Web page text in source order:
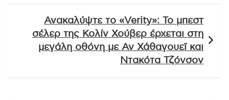
Ανακαλύψτε το «Verity»: Το μπεστ
σέλερ της Κολίν Χούβερ έρχεται στη
μεγάλη οθόνη με Αν Χάθαγουεϊ και
Ντακότα Τζόνσον